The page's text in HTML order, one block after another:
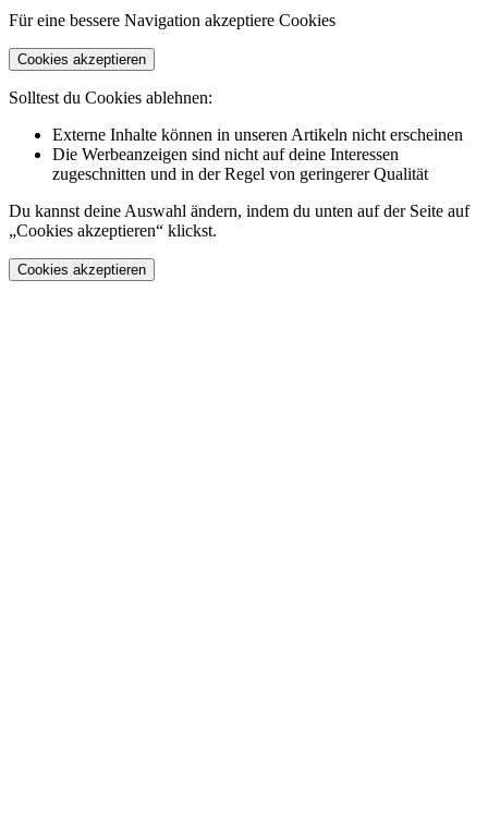
Für eine bessere Navigation akzeptiere Cookies
Cookies akzeptieren
Solltest du Cookies ablehnen:
Externe Inhalte können in unseren Artikeln nicht erscheinen
Die Werbeanzeigen sind nicht auf deine Interessen
zugeschnitten und in der Regel von geringerer Qualität
Du kannst deine Auswahl ändern, indem du unten auf der Seite auf
„Cookies akzeptieren“ klickst.
Cookies akzeptieren